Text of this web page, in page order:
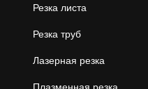
Резка листа
Резка труб
Лазерная резка